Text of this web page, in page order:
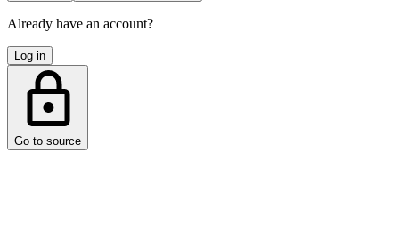
Already have an account?
Log in
Go to source